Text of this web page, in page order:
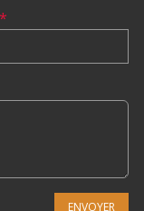
*
ENVOYER